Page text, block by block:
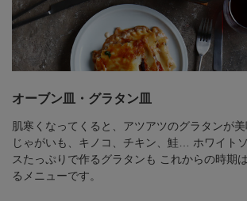
オーブン皿・グラタン皿
肌寒くなってくると、アツアツのグラタンが美
じゃがいも、キノコ、チキン、鮭…
ホワイト
スたっぷりで作るグラタンも これからの時期
るメニューです。